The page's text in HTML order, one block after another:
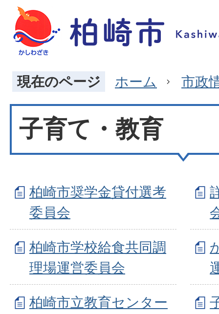
現在のページ ホーム 市政
子育て・教育
柏崎市奨学金貸付選考
委員会
柏崎市学校給食共同調
理場運営委員会
柏崎市立教育センター